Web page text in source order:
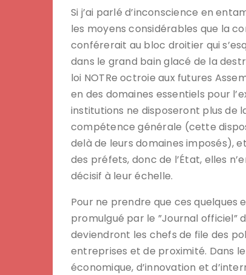
Si j’ai parlé d’inconscience en
les moyens considérables que la
conférerait au bloc droitier qui
dans le grand bain glacé de la
loi NOTRe octroie aux futures
en des domaines essentiels pour
institutions ne disposeront plus de
compétence générale (cette
delà de leurs domaines imposés),
des préfets, donc de l’État, elles
décisif à leur échelle.
Pour ne prendre que ces
promulgué par le ”Journal officiel”
deviendront les chefs de file des
entreprises et de proximité. Dans
économique, d’innovation et